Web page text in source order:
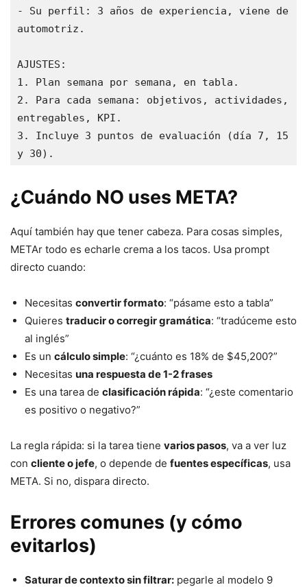
- Su perfil: 3 años de experiencia, viene de
automotriz.
AJUSTES:
1. Plan semana por semana, en tabla.
2. Para cada semana: objetivos, actividades,
entregables, KPI.
3. Incluye 3 puntos de evaluación (día 7, 15
y 30).
¿Cuándo NO uses META?
Aquí también hay que tener cabeza. Para cosas simples,
METAr todo es echarle crema a los tacos. Usa prompt
directo cuando:
Necesitas convertir formato: “pásame esto a tabla”
Quieres traducir o corregir gramática: “tradúceme esto
al inglés”
Es un cálculo simple: “¿cuánto es 18% de $45,200?”
Necesitas una respuesta de 1-2 frases
Es una tarea de clasificación rápida: “¿este comentario
es positivo o negativo?”
La regla rápida: si la tarea tiene varios pasos, va a ver luz
con cliente o jefe, o depende de fuentes específicas, usa
META. Si no, dispara directo.
Errores comunes (y cómo
evitarlos)
Saturar de contexto sin filtrar: pegarle al modelo 9